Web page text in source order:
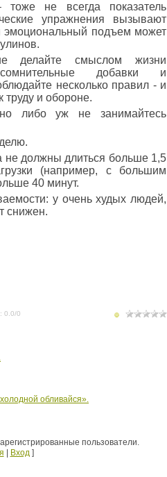
не всегда показатель
упражнения вызывают
эмоциональный подъем может
делайте смыслом жизни
добавки и
несколько правил - и
труду и обороне.
либо уж не занимайтесь
не должны длиться больше 1,5
(например, с большим
40 минут.
у очень худых людей,
снижен.
: 0.0/0
обливайся».
пользователи.
Вход]